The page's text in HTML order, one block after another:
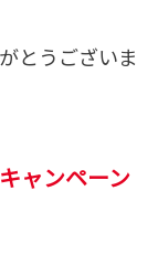
とうございま
キャンペーン